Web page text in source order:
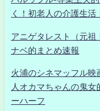
く！初老人の介護生活
アニゲタレスト（元
ナベ的まとめ速報
火浦のシネマッフル映
人オカマちゃんの鬼
ーハーフ